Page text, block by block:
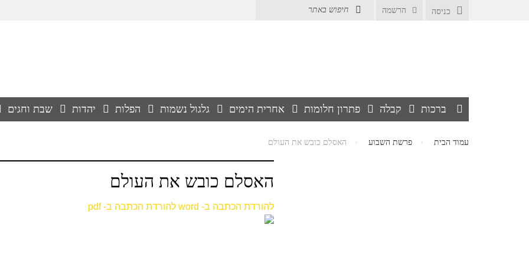
כניסה הרשמה
ברכות קבלה פתרון חלומות אחרית הימים גלגול נשמות הפלות יהדות שבת וחגים
עמוד הבית פרשת השבוע האסלם כובש את העולם
האסלם כובש את העולם
להורדת הכתבה ב- word להורדת הכתבה ב- pdf